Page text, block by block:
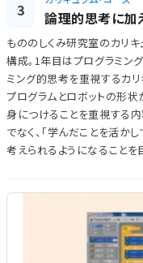
3 論理的思考に加
もののしくみ研究室のカリ
構成。1年目はプログラミン
ミング的思考を重視するカ
プログラムとロボットの形
身につけることを重視する内
でなく、「学んだことを活か
考えられるようになることを